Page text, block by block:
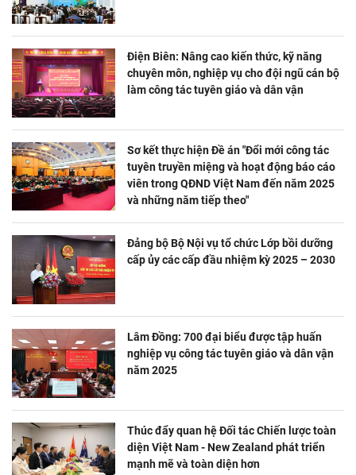
Điện Biên: Nâng cao kiến thức, kỹ năng
chuyên môn, nghiệp vụ cho đội ngũ cán bộ
làm công tác tuyên giáo và dân vận
Sơ kết thực hiện Đề án "Đổi mới công tác
tuyên truyền miệng và hoạt động báo cáo
viên trong QĐND Việt Nam đến năm 2025
và những năm tiếp theo"
Đảng bộ Bộ Nội vụ tổ chức Lớp bồi dưỡng
cấp ủy các cấp đầu nhiệm kỳ 2025 – 2030
Lâm Đồng: 700 đại biểu được tập huấn
nghiệp vụ công tác tuyên giáo và dân vận
năm 2025
Thúc đẩy quan hệ Đối tác Chiến lược toàn
diện Việt Nam - New Zealand phát triển
mạnh mẽ và toàn diện hơn